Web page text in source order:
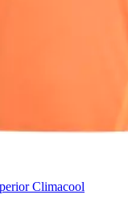
Climacool